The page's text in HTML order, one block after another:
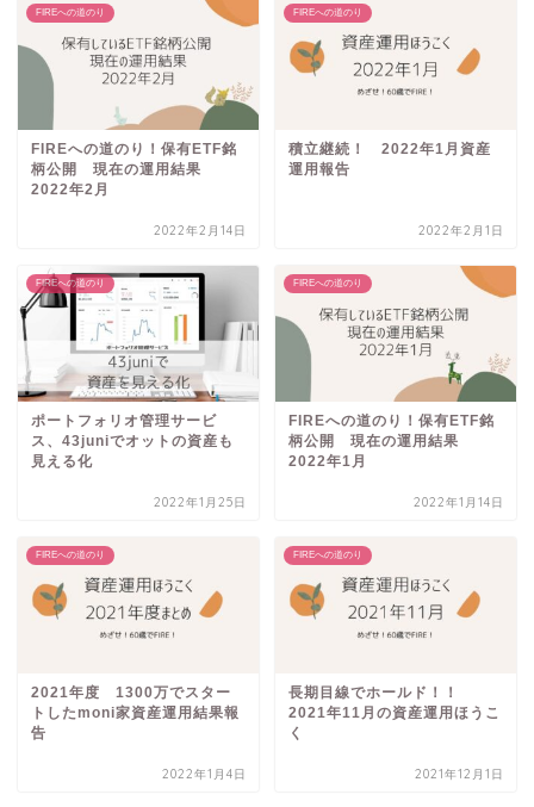
FIREへの道のり
FIREへの道のり！保有ETF銘
柄公開 現在の運用結果
2022年2月
2022年2月14日
FIREへの道のり
積立継続！ 2022年1月資産
運用報告
2022年2月1日
FIREへの道のり
ポートフォリオ管理サービ
ス、43juniでオットの資産も
見える化
2022年1月25日
FIREへの道のり
FIREへの道のり！保有ETF銘
柄公開 現在の運用結果
2022年1月
2022年1月14日
FIREへの道のり
2021年度 1300万でスター
トしたmoni家資産運用結果報
告
2022年1月4日
FIREへの道のり
長期目線でホールド！！
2021年11月の資産運用ほうこ
く
2021年12月1日